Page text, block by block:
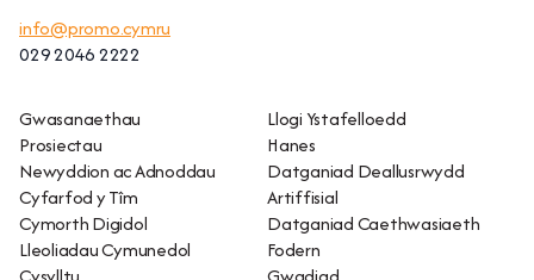
info@promo.cymru
029 2046 2222
Gwasanaethau
Prosiectau
Newyddion ac Adnoddau
Cyfarfod y Tîm
Cymorth Digidol
Lleoliadau Cymunedol
Llogi Ystafelloedd
Hanes
Datganiad Deallusrwydd
Artiffisial
Datganiad Caethwasiaeth
Fodern